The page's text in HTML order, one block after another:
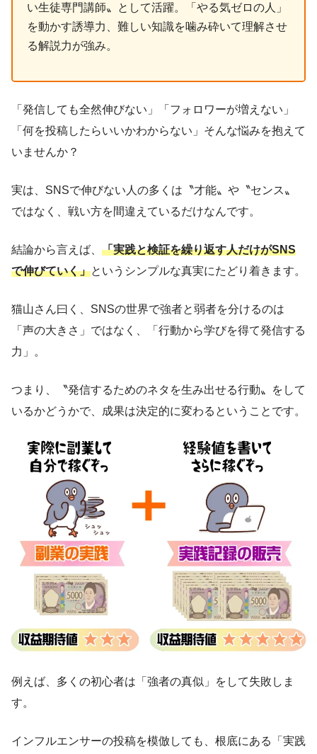
い生徒専門講師〟として活躍。「やる気ゼロの人」
を動かす誘導力、難しい知識を噛み砕いて理解させ
る解説力が強み。
「発信しても全然伸びない」「フォロワーが増えない」
「何を投稿したらいいかわからない」そんな悩みを抱えて
いませんか？
実は、SNSで伸びない人の多くは〝才能〟や〝センス〟
ではなく、戦い方を間違えているだけなんです。
結論から言えば、 「実践と検証を繰り返す人だけがSNS
で伸びていく」というシンプルな真実にたどり着きます。
猫山さん曰く、SNSの世界で強者と弱者を分けるのは
「声の大きさ」ではなく、「行動から学びを得て発信する
力」。
つまり、〝発信するためのネタを生み出せる行動〟をして
いるかどうかで、成果は決定的に変わるということです。
例えば、多くの初心者は「強者の真似」をして失敗しま
す。
インフルエンサーの投稿を模倣しても、根底にある「実践